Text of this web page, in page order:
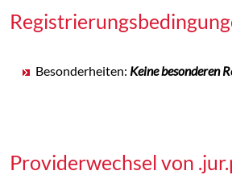
Besonderheiten: Keine besonderen
Providerwechsel von